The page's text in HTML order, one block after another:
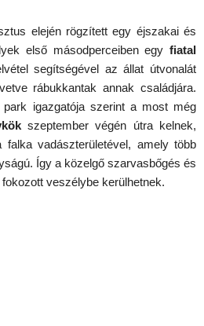
elején rögzített egy éjszakai és
első másodperceiben egy fiatal
segítségével az állat útvonalát
rábukkantak annak családjára.
igazgatója szerint a most még
szeptember végén útra kelnek,
falka vadászterületével, amely több
Így a közelgő szarvasbőgés és
veszélybe kerülhetnek.